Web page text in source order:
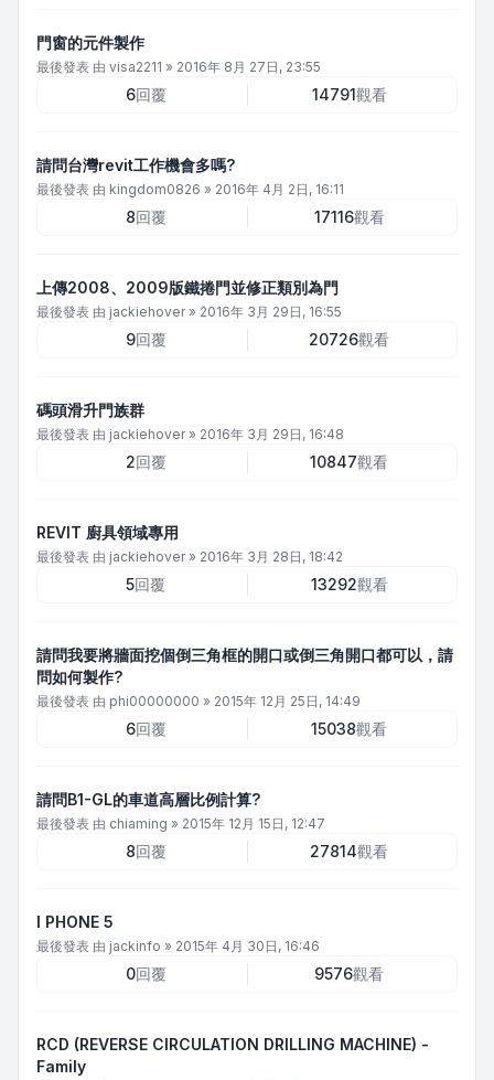
門窗的元件製作
最後發表 由 visa2211 » 2016年 8月 27日, 23:55
6回覆 14791觀看
請問台灣revit工作機會多嗎?
最後發表 由 kingdom0826 » 2016年 4月 2日, 16:11
8回覆 17116觀看
上傳2008、2009版鐵捲門並修正類別為門
最後發表 由 jackiehover» 2016年 3月 29日, 16:55
9回覆 20726觀看
碼頭滑升門族群
最後發表 由 jackiehover» 2016年 3月 29日, 16:48
2回覆 10847觀看
REVIT 廚具領域專用
最後發表 由 jackiehover» 2016年 3月 28日, 18:42
5回覆 13292觀看
請問我要將牆面挖個倒三角框的開口或倒三角開口都可以，請
問如何製作?
最後發表 由 phi00000000 » 2015年 12月 25日, 14:49
6回覆 15038觀看
請問B1-GL的車道高層比例計算?
最後發表 由 chiaming » 2015年 12月 15日, 12:47
8回覆 27814觀看
I PHONE 5
最後發表 由 jackinfo » 2015年 4月 30日, 16:46
0回覆 9576觀看
RCD (REVERSE CIRCULATION DRILLING MACHINE) -
Family